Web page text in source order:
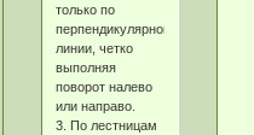
только по
перпендикулярной
линии, четко
выполняя
поворот налево
или направо.
3. По лестницам